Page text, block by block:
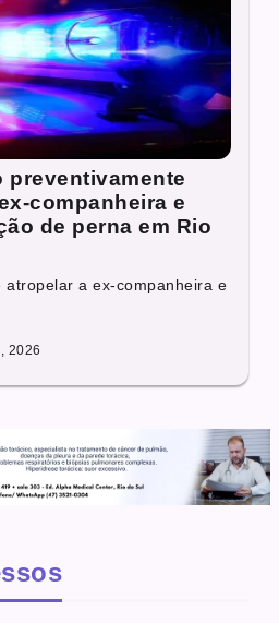
preventivamente
companheira e
de perna em Rio
atropelar a ex-companheira e
2026